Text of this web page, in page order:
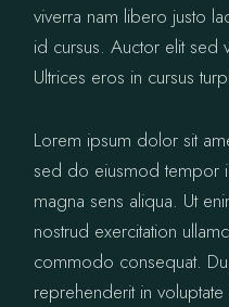
viverra nam libero justo
id cursus. Auctor elit sed
Ultrices eros in cursus
Lorem ipsum dolor sit
sed do eiusmod tempor
magna sens aliqua. Ut
nostrud exercitation
commodo consequat.
reprehenderit in